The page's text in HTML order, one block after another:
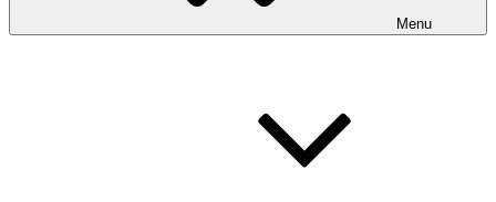
Menu